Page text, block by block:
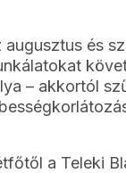
augusztus és
– akkortól
a Teleki